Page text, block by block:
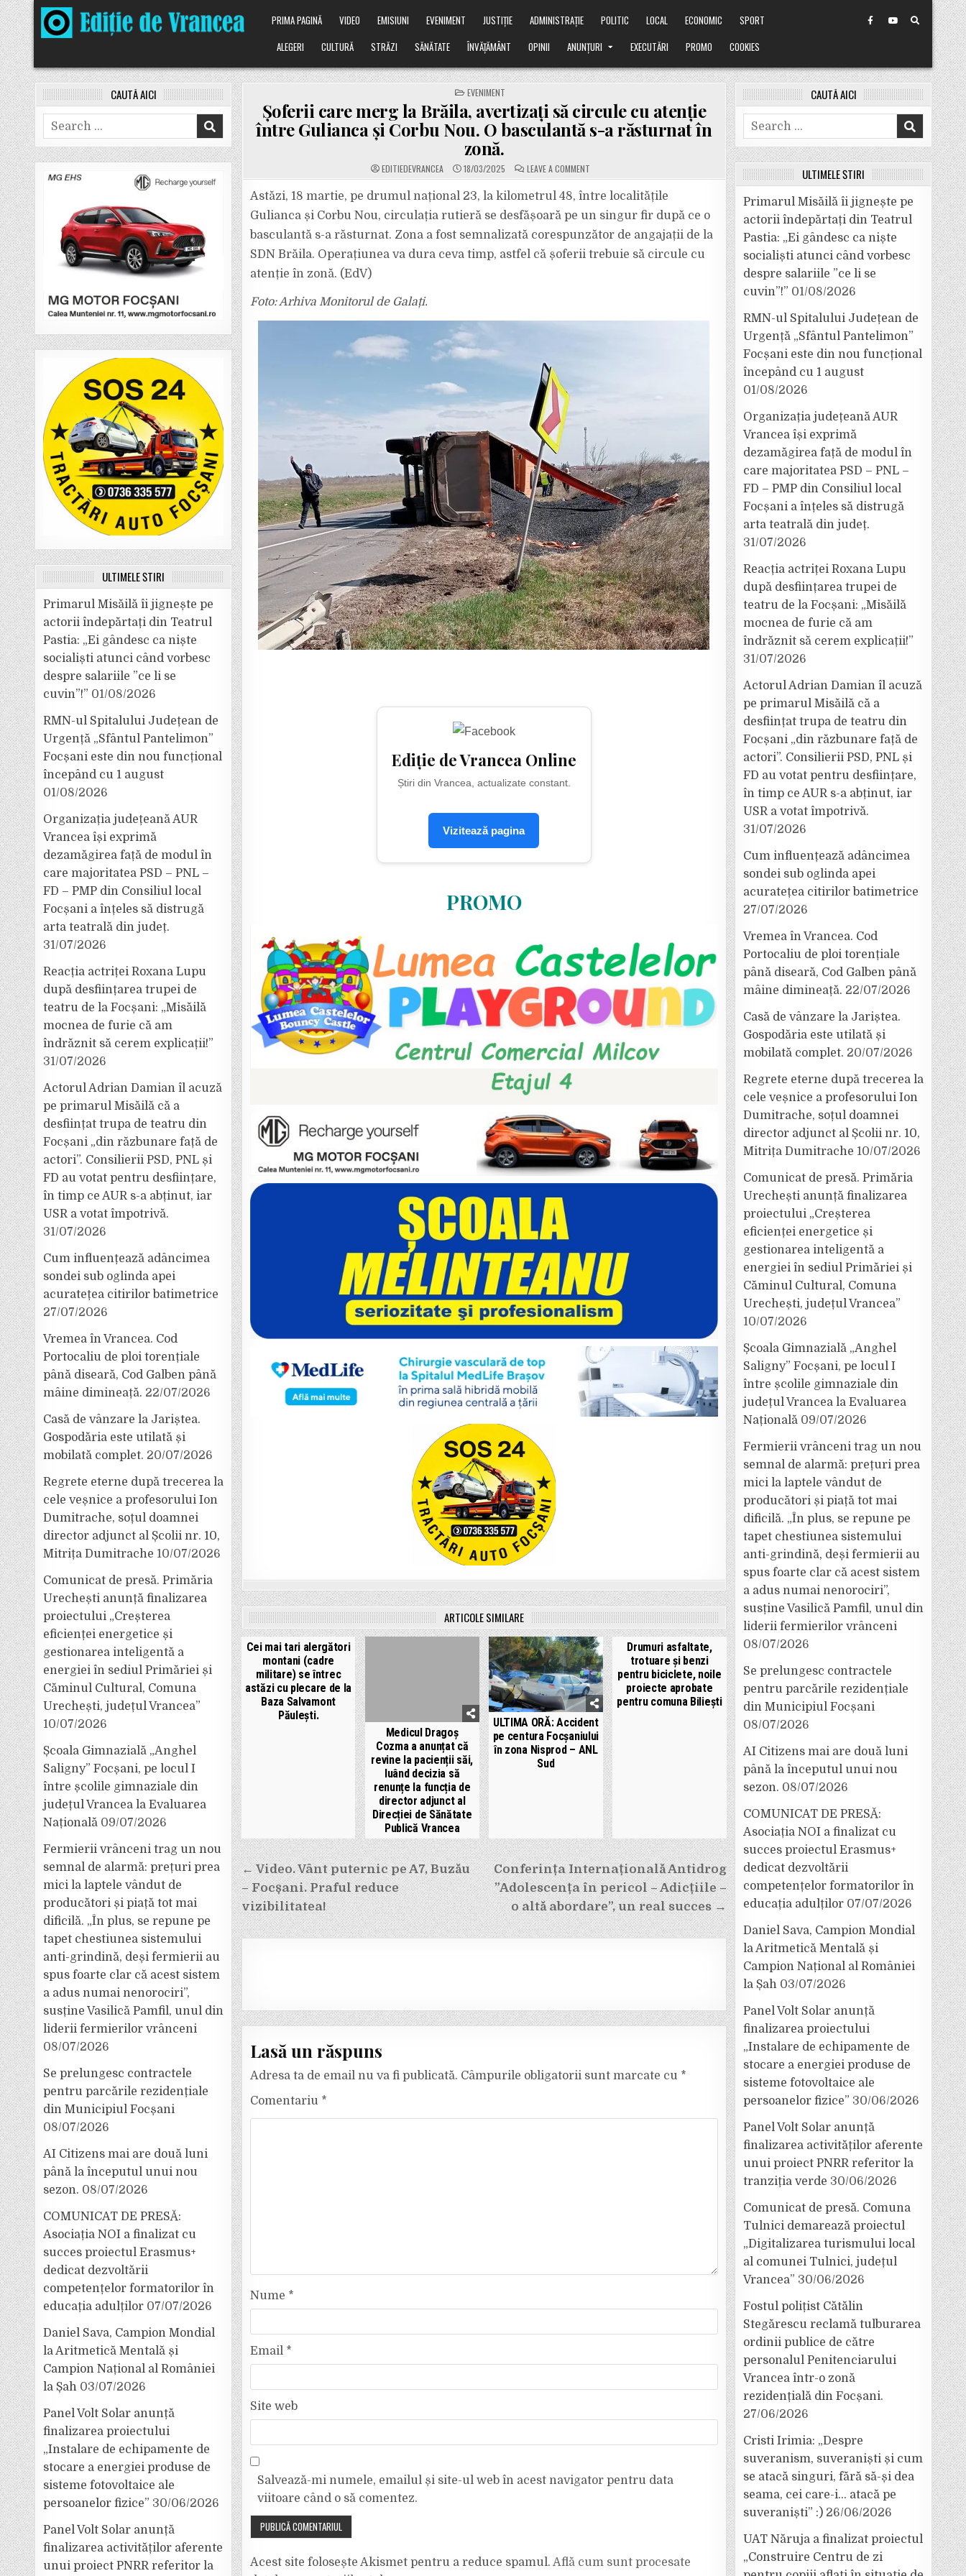
Skip
to
content
PRIMA PAGINĂ VIDEO EMISIUNI EVENIMENT JUSTIȚIE ADMINISTRAȚIE POLITIC LOCAL ECONOMIC
SPORT
ALEGERI
CULTURĂ STRĂZI SĂNĂTATE ÎNVĂȚĂMÂNT OPINII ANUNȚURI EXECUTĂRI PROMO COOKIES
POSTED
IN
EVENIMENT
Șoferii care merg la Brăila, avertizați să circule cu atenție
între Gulianca și Corbu Nou. O basculantă s-a răsturnat în
zonă.
EDITIEDEVRANCEA 18/03/2025 LEAVE A COMMENTON
ȘOFERII
MERG
LA
BRĂILA,
AVERTIZAȚI
SĂ
CIRCULE
ATENȚIE
S-
Astăzi, 18 martie, pe drumul național 23, la kilometrul 48, între localitățile
Gulianca și Corbu Nou, circulația rutieră se desfășoară pe un singur fir după ce o
basculantă s-a răsturnat. Zona a fost semnalizată corespunzător de angajații de la
SDN Brăila. Operațiunea va dura ceva timp, astfel că șoferii trebuie să circule cu
atenție în zonă. (EdV)
Foto: Arhiva Monitorul de Galați.
Ediție de Vrancea Online
Știri din Vrancea, actualizate constant.
Vizitează pagina
PROMO
ARTICOLE SIMILARE
Cei mai tari alergători
montani (cadre
militare) se întrec
astăzi cu plecare de la
Baza Salvamont
Păulești.
Medicul Dragoș
Cozma a anunțat că
revine la pacienții săi,
luând decizia să
renunțe la funcția de
director adjunct al
Direcției de Sănătate
Publică Vrancea
ULTIMA ORĂ: Accident
pe centura Focșaniului
în zona Nisprod – ANL
Sud
Drumuri asfaltate,
trotuare și benzi
pentru biciclete, noile
proiecte aprobate
pentru comuna Biliești
Navigare
în
articole
Conferința Internațională Antidrog
”Adolescența în pericol – Adicțiile –
o altă abordare”, un real succes →
← Video. Vânt puternic pe A7, Buzău
– Focșani. Praful reduce
vizibilitatea!
Lasă un răspuns
Adresa ta de email nu va fi publicată. Câmpurile obligatorii sunt marcate cu *
Comentariu *
Nume *
Email *
Site web
Salvează-mi numele, emailul și site-ul web în acest navigator pentru data
viitoare când o să comentez.
Acest site folosește Akismet pentru a reduce spamul. Află cum sunt procesate
CAUTĂ AICI
Search
for:
ULTIMELE ȘTIRI
Primarul Misăilă îi jignește pe
actorii îndepărtați din Teatrul
Pastia: „Ei gândesc ca niște
socialiști atunci când vorbesc
despre salariile ”ce li se
cuvin”!” 01/08/2026
RMN-ul Spitalului Județean de
Urgență „Sfântul Pantelimon”
Focșani este din nou funcțional
începând cu 1 august
01/08/2026
Organizația județeană AUR
Vrancea își exprimă
dezamăgirea față de modul în
care majoritatea PSD – PNL –
FD – PMP din Consiliul local
Focșani a înțeles să distrugă
arta teatrală din județ.
31/07/2026
Reacția actriței Roxana Lupu
după desființarea trupei de
teatru de la Focșani: „Misăilă
mocnea de furie că am
îndrăznit să cerem explicații!”
31/07/2026
Actorul Adrian Damian îl acuză
pe primarul Misăilă că a
desființat trupa de teatru din
Focșani „din răzbunare față de
actori”. Consilierii PSD, PNL și
FD au votat pentru desființare,
în timp ce AUR s-a abținut, iar
USR a votat împotrivă.
31/07/2026
Cum influențează adâncimea
sondei sub oglinda apei
acuratețea citirilor batimetrice
27/07/2026
Vremea în Vrancea. Cod
Portocaliu de ploi torențiale
până diseară, Cod Galben până
mâine dimineață. 22/07/2026
Casă de vânzare la Jariștea.
Gospodăria este utilată și
mobilată complet. 20/07/2026
Regrete eterne după trecerea la
cele veșnice a profesorului Ion
Dumitrache, soțul doamnei
director adjunct al Școlii nr. 10,
Mitrița Dumitrache 10/07/2026
Comunicat de presă. Primăria
Urechești anunță finalizarea
proiectului „Creșterea
eficienței energetice și
gestionarea inteligentă a
energiei în sediul Primăriei și
Căminul Cultural, Comuna
Urechești, județul Vrancea”
10/07/2026
Școala Gimnazială „Anghel
Saligny” Focșani, pe locul I
între școlile gimnaziale din
județul Vrancea la Evaluarea
Națională 09/07/2026
Fermierii vrânceni trag un nou
semnal de alarmă: prețuri prea
mici la laptele vândut de
producători și piață tot mai
dificilă. „În plus, se repune pe
tapet chestiunea sistemului
anti-grindină, deși fermierii au
spus foarte clar că acest sistem
a adus numai nenorociri”,
susține Vasilică Pamfil, unul din
liderii fermierilor vrânceni
08/07/2026
Se prelungesc contractele
pentru parcările rezidențiale
din Municipiul Focșani
08/07/2026
AI Citizens mai are două luni
până la începutul unui nou
sezon. 08/07/2026
COMUNICAT DE PRESĂ:
Asociația NOI a finalizat cu
succes proiectul Erasmus+
dedicat dezvoltării
competențelor formatorilor în
educația adulților 07/07/2026
Daniel Sava, Campion Mondial
la Aritmetică Mentală și
Campion Național al României
la Șah 03/07/2026
Panel Volt Solar anunță
finalizarea proiectului
„Instalare de echipamente de
stocare a energiei produse de
sisteme fotovoltaice ale
persoanelor fizice” 30/06/2026
Panel Volt Solar anunță
finalizarea activităților aferente
unui proiect PNRR referitor la
CAUTĂ AICI
Search
for:
ULTIMELE ȘTIRI
Primarul Misăilă îi jignește pe
actorii îndepărtați din Teatrul
Pastia: „Ei gândesc ca niște
socialiști atunci când vorbesc
despre salariile ”ce li se
cuvin”!” 01/08/2026
RMN-ul Spitalului Județean de
Urgență „Sfântul Pantelimon”
Focșani este din nou funcțional
începând cu 1 august
01/08/2026
Organizația județeană AUR
Vrancea își exprimă
dezamăgirea față de modul în
care majoritatea PSD – PNL –
FD – PMP din Consiliul local
Focșani a înțeles să distrugă
arta teatrală din județ.
31/07/2026
Reacția actriței Roxana Lupu
după desființarea trupei de
teatru de la Focșani: „Misăilă
mocnea de furie că am
îndrăznit să cerem explicații!”
31/07/2026
Actorul Adrian Damian îl acuză
pe primarul Misăilă că a
desființat trupa de teatru din
Focșani „din răzbunare față de
actori”. Consilierii PSD, PNL și
FD au votat pentru desființare,
în timp ce AUR s-a abținut, iar
USR a votat împotrivă.
31/07/2026
Cum influențează adâncimea
sondei sub oglinda apei
acuratețea citirilor batimetrice
27/07/2026
Vremea în Vrancea. Cod
Portocaliu de ploi torențiale
până diseară, Cod Galben până
mâine dimineață. 22/07/2026
Casă de vânzare la Jariștea.
Gospodăria este utilată și
mobilată complet. 20/07/2026
Regrete eterne după trecerea la
cele veșnice a profesorului Ion
Dumitrache, soțul doamnei
director adjunct al Școlii nr. 10,
Mitrița Dumitrache 10/07/2026
Comunicat de presă. Primăria
Urechești anunță finalizarea
proiectului „Creșterea
eficienței energetice și
gestionarea inteligentă a
energiei în sediul Primăriei și
Căminul Cultural, Comuna
Urechești, județul Vrancea”
10/07/2026
Școala Gimnazială „Anghel
Saligny” Focșani, pe locul I
între școlile gimnaziale din
județul Vrancea la Evaluarea
Națională 09/07/2026
Fermierii vrânceni trag un nou
semnal de alarmă: prețuri prea
mici la laptele vândut de
producători și piață tot mai
dificilă. „În plus, se repune pe
tapet chestiunea sistemului
anti-grindină, deși fermierii au
spus foarte clar că acest sistem
a adus numai nenorociri”,
susține Vasilică Pamfil, unul din
liderii fermierilor vrânceni
08/07/2026
Se prelungesc contractele
pentru parcările rezidențiale
din Municipiul Focșani
08/07/2026
AI Citizens mai are două luni
până la începutul unui nou
sezon. 08/07/2026
COMUNICAT DE PRESĂ:
Asociația NOI a finalizat cu
succes proiectul Erasmus+
dedicat dezvoltării
competențelor formatorilor în
educația adulților 07/07/2026
Daniel Sava, Campion Mondial
la Aritmetică Mentală și
Campion Național al României
la Șah 03/07/2026
Panel Volt Solar anunță
finalizarea proiectului
„Instalare de echipamente de
stocare a energiei produse de
sisteme fotovoltaice ale
persoanelor fizice” 30/06/2026
Panel Volt Solar anunță
finalizarea activităților aferente
unui proiect PNRR referitor la
tranziția verde 30/06/2026
Comunicat de presă. Comuna
Tulnici demarează proiectul
„Digitalizarea turismului local
al comunei Tulnici, județul
Vrancea” 30/06/2026
Fostul polițist Cătălin
Stegărescu reclamă tulburarea
ordinii publice de către
personalul Penitenciarului
Vrancea într-o zonă
rezidențială din Focșani.
27/06/2026
Cristi Irimia: „Despre
suveranism, suveraniști și cum
se atacă singuri, fără să-și dea
seama, cei care-i… atacă pe
suveraniști” :) 26/06/2026
UAT Năruja a finalizat proiectul
„Construire Centru de zi